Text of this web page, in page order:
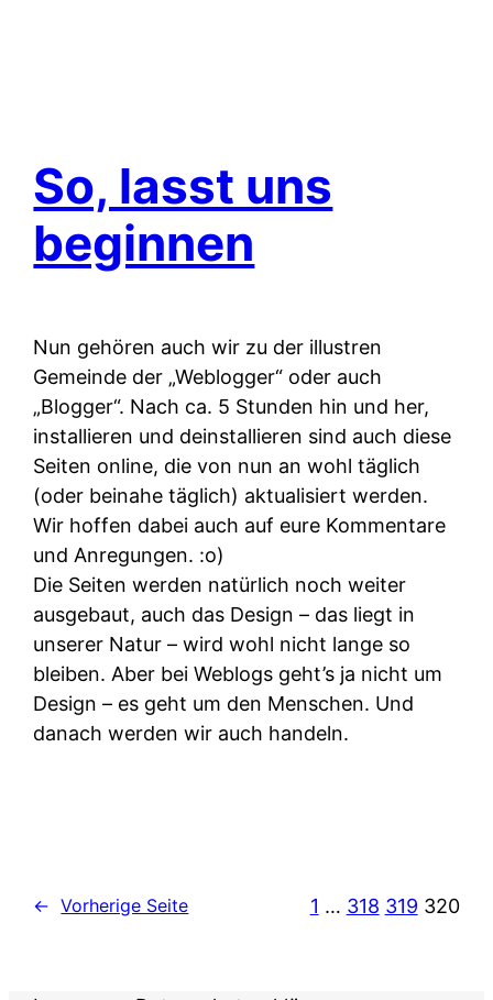
So, lasst uns
beginnen
Nun gehören auch wir zu der illustren
Gemeinde der „Weblogger“ oder auch
„Blogger“. Nach ca. 5 Stunden hin und her,
installieren und deinstallieren sind auch diese
Seiten online, die von nun an wohl täglich
(oder beinahe täglich) aktualisiert werden.
Wir hoffen dabei auch auf eure Kommentare
und Anregungen. :o)
Die Seiten werden natürlich noch weiter
ausgebaut, auch das Design – das liegt in
unserer Natur – wird wohl nicht lange so
bleiben. Aber bei Weblogs geht’s ja nicht um
Design – es geht um den Menschen. Und
danach werden wir auch handeln.
← Vorherige Seite 1 … 318 319 320